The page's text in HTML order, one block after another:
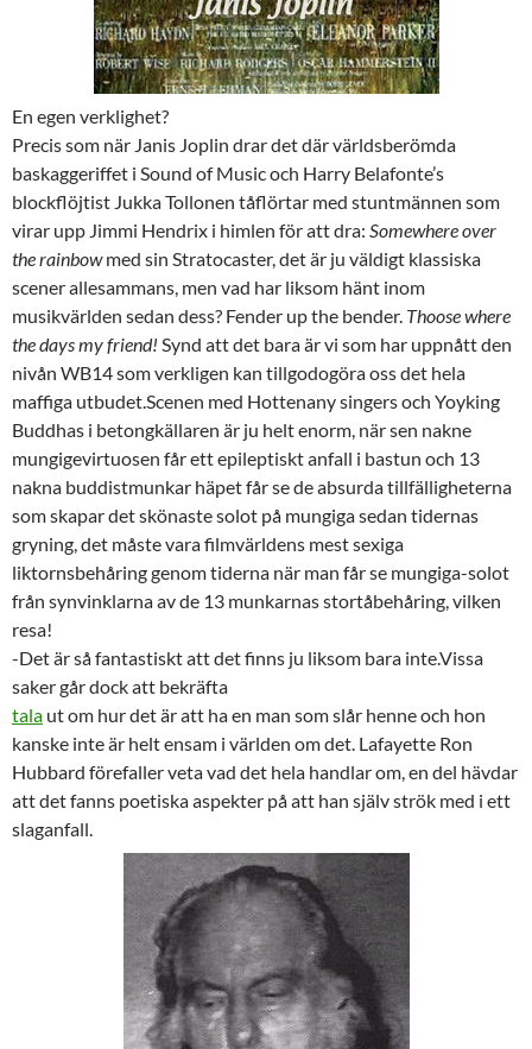
En egen verklighet?
Precis som när Janis Joplin drar det där världsberömda
baskaggeriffet i Sound of Music och Harry Belafonte’s
blockflöjtist Jukka Tollonen tåflörtar med stuntmännen som
virar upp Jimmi Hendrix i himlen för att dra: Somewhere over
the rainbowmed sin Stratocaster, det är ju väldigt klassiska
scener allesammans, men vad har liksom hänt inom
musikvärlden sedan dess? Fender up the bender. Thoose where
the days my friend! Synd att det bara är vi som har uppnått den
nivån WB14 som verkligen kan tillgodogöra oss det hela
maffiga utbudet.Scenen med Hottenany singers och Yoyking
Buddhas i betongkällaren är ju helt enorm, när sen nakne
mungigevirtuosen får ett epileptiskt anfall i bastun och 13
nakna buddistmunkar häpet får se de absurda tillfälligheterna
som skapar det skönaste solot på mungiga sedan tidernas
gryning, det måste vara filmvärldens mest sexiga
liktornsbehåring genom tiderna när man får se mungiga-solot
från synvinklarna av de 13 munkarnas stortåbehåring, vilken
resa!
-Det är så fantastiskt att det finns ju liksom bara inte.Vissa
saker går dock att bekräfta
tala ut om hur det är att ha en man som slår henne och hon
kanske inte är helt ensam i världen om det. Lafayette Ron
Hubbard förefaller veta vad det hela handlar om, en del hävdar
att det fanns poetiska aspekter på att han själv strök med i ett
slaganfall.